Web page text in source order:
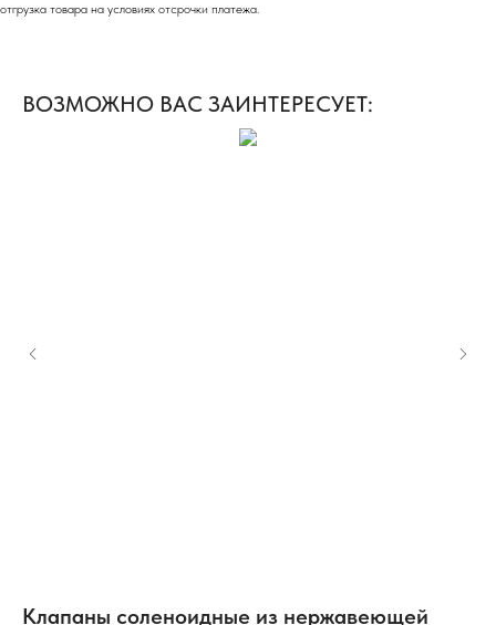
отгрузка товара на условиях отсрочки платежа.
ВОЗМОЖНО ВАС ЗАИНТЕРЕСУЕТ:
Клапаны соленоидные из нержавеющей